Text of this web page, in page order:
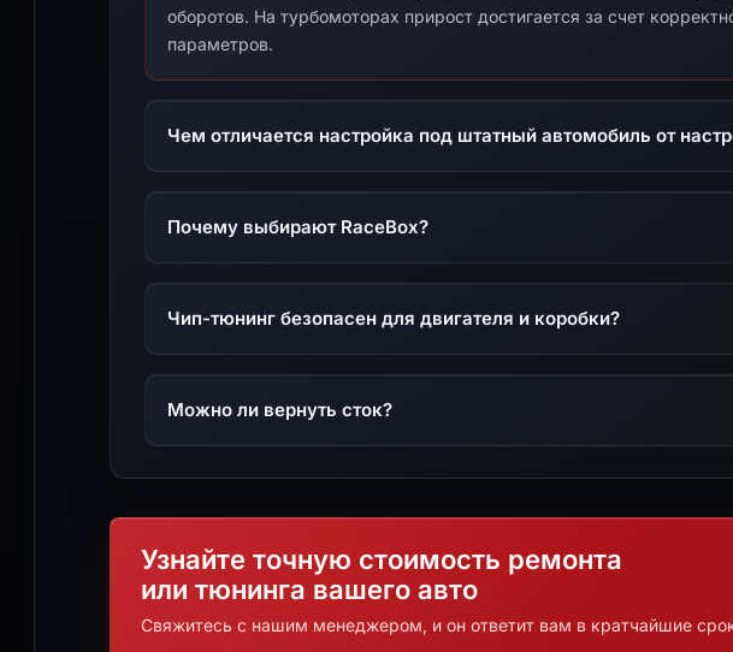
оборотов. На турбомоторах прирост достигается за счет
параметров.
Чем отличается настройка под штатный автомобиль от
Почему выбирают RaceBox?
Чип-тюнинг безопасен для двигателя и коробки?
Можно ли вернуть сток?
Узнайте точную стоимость ремонта
или тюнинга вашего авто
Свяжитесь с нашим менеджером, и он ответит вам в кратчайшие